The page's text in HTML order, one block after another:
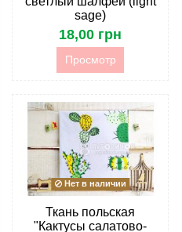
sage)
18,00 грн
Просмотр
Нет в наличии
Ткань польская
"Кактусы салатово-